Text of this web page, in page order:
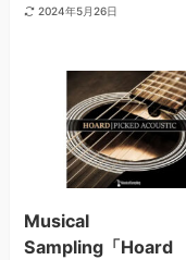
2024年5月26日
Musical
Sampling「Hoard